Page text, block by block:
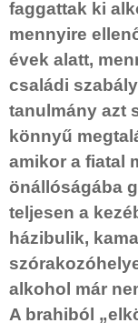
faggattak ki
mennyire
évek alatt,
családi
tanulmány azt
könnyű
amikor a fiatal
önállóságába
teljesen a
házibulik,
alkohol már
A brahiból